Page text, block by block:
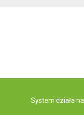
System działa na